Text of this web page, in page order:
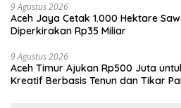
9 Agustus 2026
Aceh Jaya Cetak 1.000 Hektare
Diperkirakan Rp35 Miliar
9 Agustus 2026
Aceh Timur Ajukan Rp500 Juta
Kreatif Berbasis Tenun dan Tikar